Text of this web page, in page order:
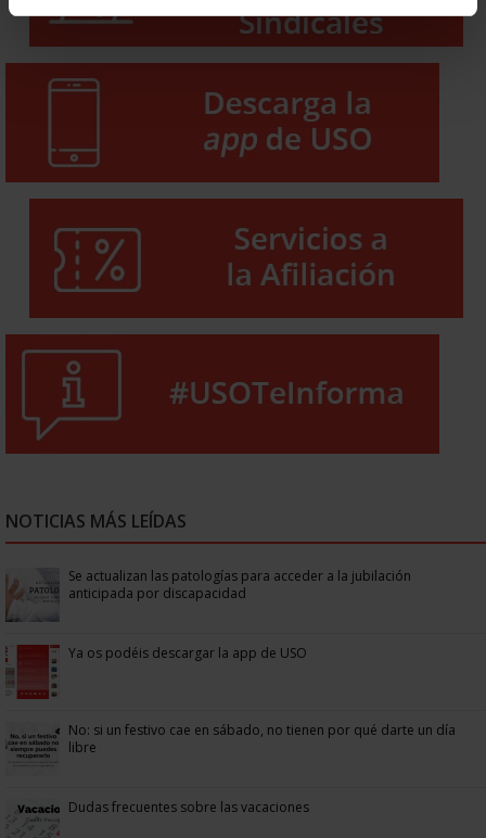
NOTICIAS MÁS LEÍDAS
Se actualizan las patologías para acceder a la jubilación
anticipada por discapacidad
Ya os podéis descargar la app de USO
No: si un festivo cae en sábado, no tienen por qué darte un día
libre
Dudas frecuentes sobre las vacaciones